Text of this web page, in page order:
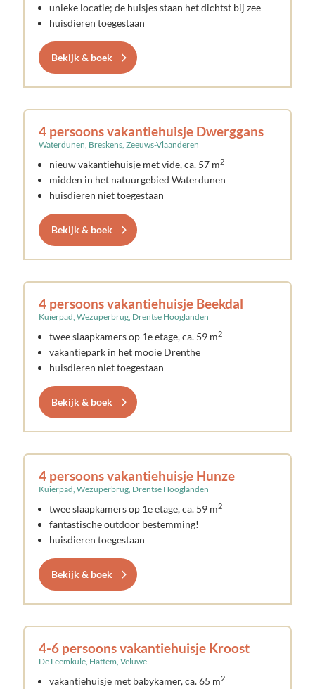
unieke locatie; de huisjes staan het dichtst bij zee
huisdieren toegestaan
Bekijk & boek
4 persoons vakantiehuisje Dwerggans
Waterdunen, Breskens, Zeeuws-Vlaanderen
nieuw vakantiehuisje met vide, ca. 57 m2
midden in het natuurgebied Waterdunen
huisdieren niet toegestaan
Bekijk & boek
4 persoons vakantiehuisje Beekdal
Kuierpad, Wezuperbrug, Drentse Hooglanden
twee slaapkamers op 1e etage, ca. 59 m2
vakantiepark in het mooie Drenthe
huisdieren niet toegestaan
Bekijk & boek
4 persoons vakantiehuisje Hunze
Kuierpad, Wezuperbrug, Drentse Hooglanden
twee slaapkamers op 1e etage, ca. 59 m2
fantastische outdoor bestemming!
huisdieren toegestaan
Bekijk & boek
4-6 persoons vakantiehuisje Kroost
De Leemkule, Hattem, Veluwe
vakantiehuisje met babykamer, ca. 65 m2